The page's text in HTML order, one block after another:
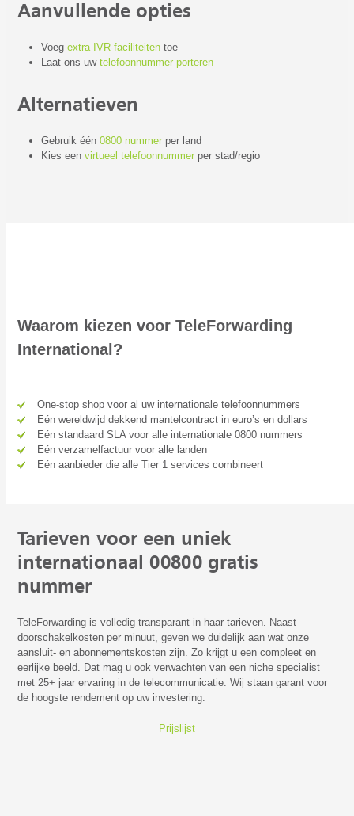
Aanvullende opties
Voegextra IVR-faciliteiten toe
Laat ons uwtelefoonnummer porteren
Alternatieven
Gebruik één 0800 nummer per land
Kies eenvirtueel telefoonnummer per stad/regio
Waarom kiezen voor TeleForwarding
International?
One-stop shop voor al uw internationale telefoonnummers
Eén wereldwijd dekkend mantelcontract in euro’s en dollars
Eén standaard SLA voor alle internationale 0800 nummers
Eén verzamelfactuur voor alle landen
Eén aanbieder die alle Tier 1 services combineert
Tarieven voor een uniek
internationaal 00800 gratis
nummer
TeleForwarding is volledig transparant in haar tarieven. Naast
doorschakelkosten per minuut, geven we duidelijk aan wat onze
aansluit- en abonnementskosten zijn. Zo krijgt u een compleet en
eerlijke beeld. Dat mag u ook verwachten van een niche specialist
met 25+ jaar ervaring in de telecommunicatie. Wij staan garant voor
de hoogste rendement op uw investering.
Prijslijst